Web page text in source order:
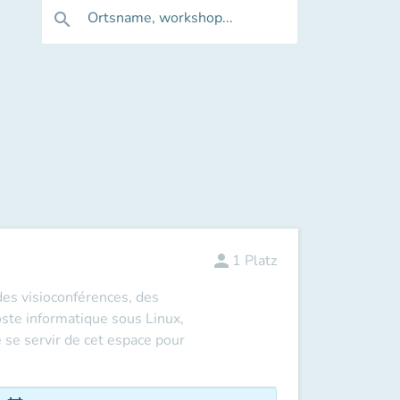
search Ortsname, workshop...
visioconférences, des
informatique sous Linux,
servir de cet espace pour
person 1 Platz